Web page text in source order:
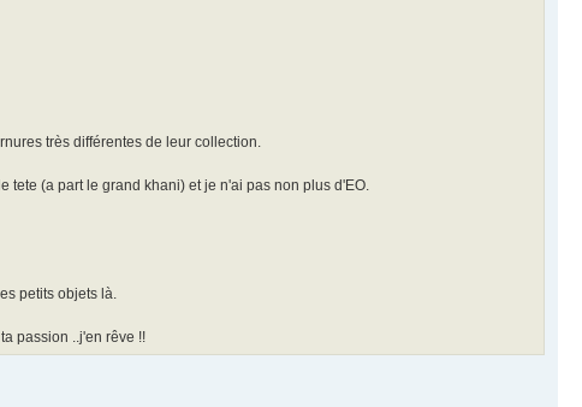
très différentes de leur collection.
(a part le grand khani) et je n'ai pas non plus d'EO.
petits objets là.
passion ..j'en rêve !!